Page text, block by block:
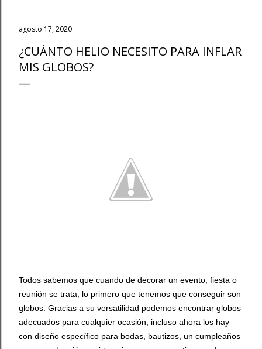
calidad de globo, además, tienes que considerar que no
duran inflados o no vuelan y que tu cliente obviamente te
culpará y no regresara a tu tienda.. 2.- No generan valor al
mercado, los chinos lo único que hacen es copiar el
ingenio HECHO EN MEXICO, ¿Sabías que Guadalajara
agosto 17, 2020
¿CUÁNTO HELIO NECESITO PARA INFLAR
MIS GLOBOS?
Todos sabemos que cuando de decorar un evento, fiesta o
reunión se trata, lo primero que tenemos que conseguir son
globos. Gracias a su versatilidad podemos encontrar globos
adecuados para cualquier ocasión, incluso ahora los hay
con diseño específico para bodas, bautizos, un cumpleaños